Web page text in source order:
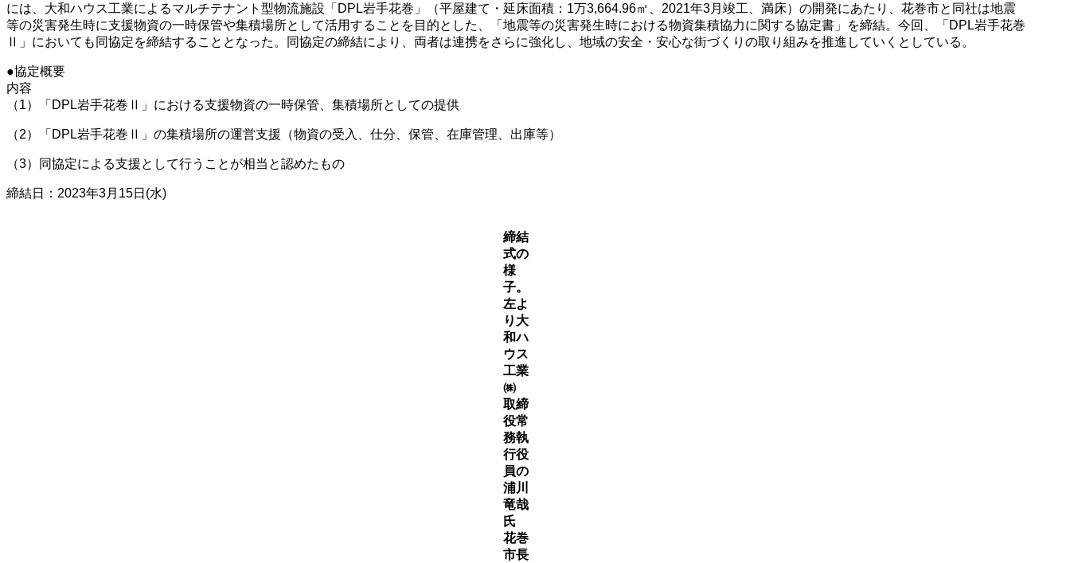
には、大和ハウス工業によるマルチテナント型物流施設「DPL岩手花巻」（平屋建て・延床面積：1万3,664.96㎡、2021年3月竣工、満床）の開発にあたり、花巻市と同社は地震
等の災害発生時に支援物資の一時保管や集積場所として活用することを目的とした、「地震等の災害発生時における物資集積協力に関する協定書」を締結。今回、「DPL岩手花巻
Ⅱ」においても同協定を締結することとなった。同協定の締結により、両者は連携をさらに強化し、地域の安全・安心な街づくりの取り組みを推進していくとしている。
●協定概要
内容
（1）「DPL岩手花巻Ⅱ」における支援物資の一時保管、集積場所としての提供
（2）「DPL岩手花巻Ⅱ」の集積場所の運営支援（物資の受入、仕分、保管、在庫管理、出庫等）
（3）同協定による支援として行うことが相当と認めたもの
締結日：2023年3月15日(水)
締結
式の
様
子。
左よ
り大
和ハ
ウス
工業
㈱
取締
役常
務執
行役
員の
浦川
竜哉
氏
花巻
市長